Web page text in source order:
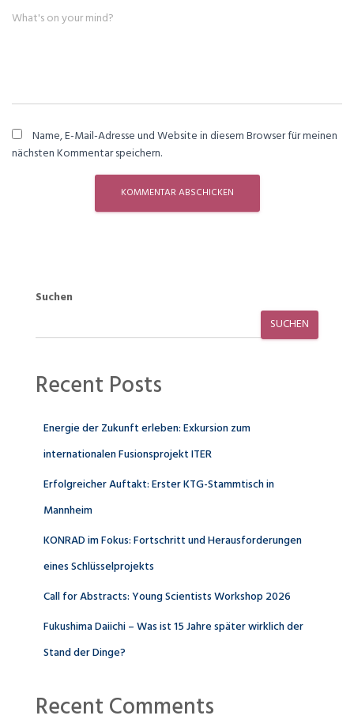
What's on your mind?
Name, E-Mail-Adresse und Website in diesem Browser für meinen
nächsten Kommentar speichern.
Suchen
SUCHEN
Recent Posts
Energie der Zukunft erleben: Exkursion zum
internationalen Fusionsprojekt ITER
Erfolgreicher Auftakt: Erster KTG-Stammtisch in
Mannheim
KONRAD im Fokus: Fortschritt und Herausforderungen
eines Schlüsselprojekts
Call for Abstracts: Young Scientists Workshop 2026
Fukushima Daiichi – Was ist 15 Jahre später wirklich der
Stand der Dinge?
Recent Comments